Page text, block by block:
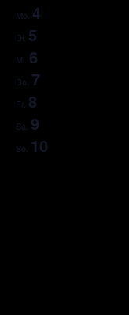
Mo. 4
Di. 5
Mi. 6
Do. 7
Fr. 8
Sa. 9
So. 10